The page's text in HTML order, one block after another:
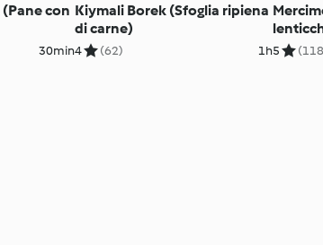
con
30min
Kiymali Borek (Sfoglia ripiena
di carne)
4 (62) 1h5